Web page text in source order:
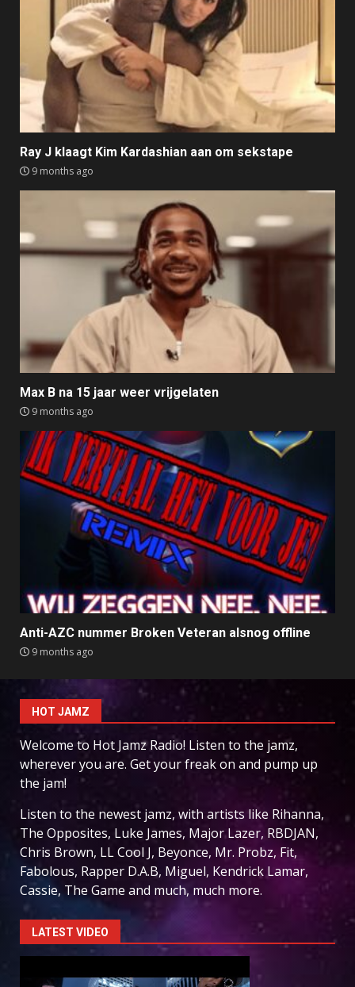
Ray J klaagt Kim Kardashian aan om sekstape
9 months ago
Max B na 15 jaar weer vrijgelaten
9 months ago
Anti-AZC nummer Broken Veteran alsnog offline
9 months ago
HOT JAMZ
Welcome to Hot Jamz Radio! Listen to the jamz,
wherever you are. Get your freak on and pump up
the jam!
Listen to the newest jamz, with artists like Rihanna,
The Opposites, Luke James, Major Lazer, RBDJAN,
Chris Brown, LL Cool J, Beyonce, Mr. Probz, Fit,
Fabolous, Rapper D.A.B, Miguel, Kendrick Lamar,
Cassie, The Game and much, much more.
LATEST VIDEO